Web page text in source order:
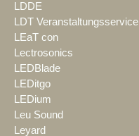
LDDE
LDT Veranstaltungsservice
LEaT con
Lectrosonics
LEDBlade
LEDitgo
LEDium
Leu Sound
Leyard